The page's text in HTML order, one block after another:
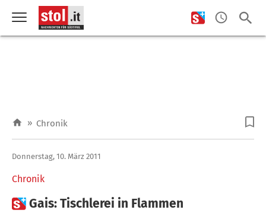
» Chronik
Chronik
Donnerstag, 10. März 2011
Gais: Tischlerei in Flammen